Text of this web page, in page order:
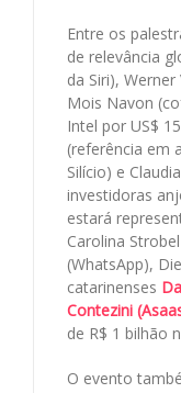
Entre os
de relevância
da Siri),
Mois Navon
Intel por US$
(referência em
Silício) e
investidoras
estará
Carolina
(WhatsApp),
catarinenses
Contezini
de R$ 1 bilhão
O evento